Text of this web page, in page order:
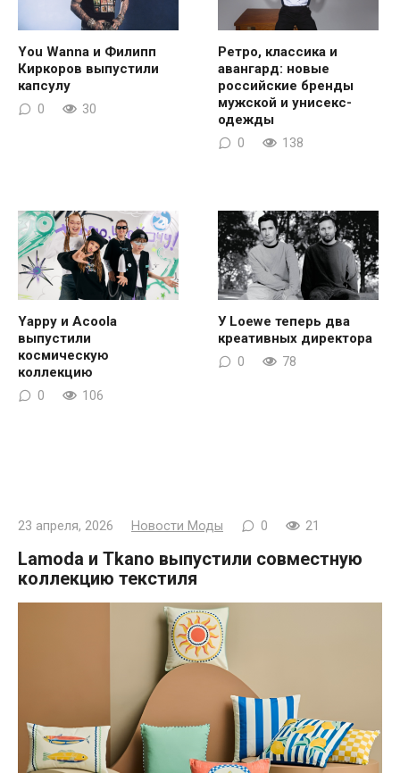
You Wanna и Филипп
Киркоров выпустили
капсулу
0 30
Ретро, классика и
авангард: новые
российские бренды
мужской и унисекс-
одежды
0 138
Yappy и Acoola
выпустили
космическую
коллекцию
0 106
У Loewe теперь два
креативных директора
0 78
23 апреля, 2026 Новости Моды 0 21
Lamoda и Tkano выпустили совместную
коллекцию текстиля